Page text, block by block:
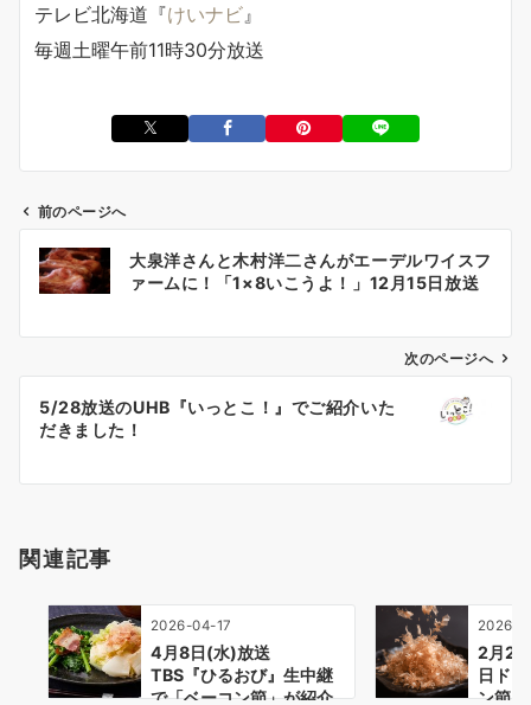
テレビ北海道『けいナビ 』
毎週土曜午前11時30分放送
ン
前のページへ
大泉洋さんと木村洋二さんがエーデルワイスフ
ァームに！「1×8いこうよ！」12月15日放送
次のページへ
5/28放送のUHB『いっとこ！』でご紹介いた
だきました！
関連記事
2026-04-17
4月8日(水)放送
TBS『ひるおび』生中継
で「ベーコン節」が紹介
2026-
2月
日ド
ン節